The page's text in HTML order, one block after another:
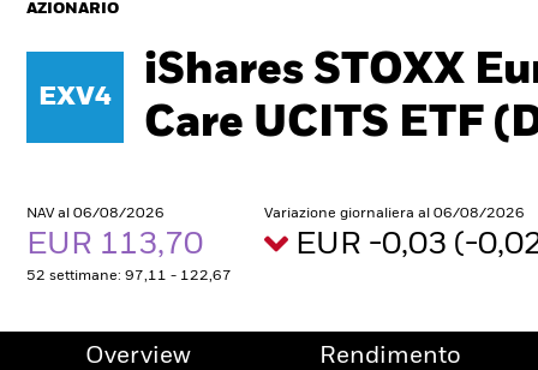
AZIONARIO
EXV4
iShares STOXX
Care UCITS ETF
NAV al 06/08/2026
EUR 113,70
52 settimane: 97,11 - 122,67
Variazione giornaliera al 06/08/2026
EUR -0,03 (-
Overview Rendimento